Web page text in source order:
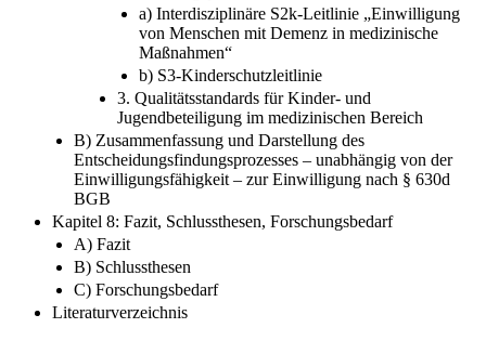
a) Interdisziplinäre S2k-Leitlinie „Einwilligung
von Menschen mit Demenz in medizinische
Maßnahmen“
b) S3-Kinderschutzleitlinie
3. Qualitätsstandards für Kinder- und
Jugendbeteiligung im medizinischen Bereich
B) Zusammenfassung und Darstellung des
Entscheidungsfindungsprozesses – unabhängig von der
Einwilligungsfähigkeit – zur Einwilligung nach § 630d
BGB
Kapitel 8: Fazit, Schlussthesen, Forschungsbedarf
A) Fazit
B) Schlussthesen
C) Forschungsbedarf
Literaturverzeichnis